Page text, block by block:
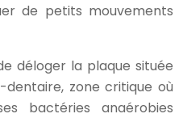
de petits mouvements
déloger la plaque située
dentaire, zone critique où
bactéries anaérobies